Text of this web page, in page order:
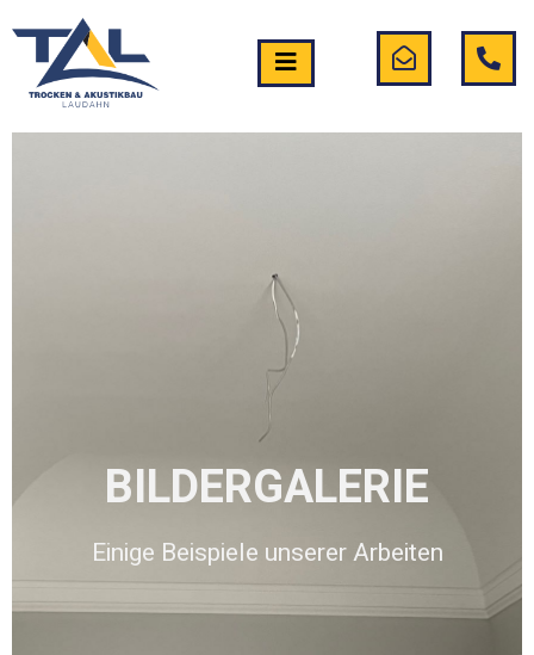
BILDERGALERIE
Einige Beispiele unserer Arbeiten